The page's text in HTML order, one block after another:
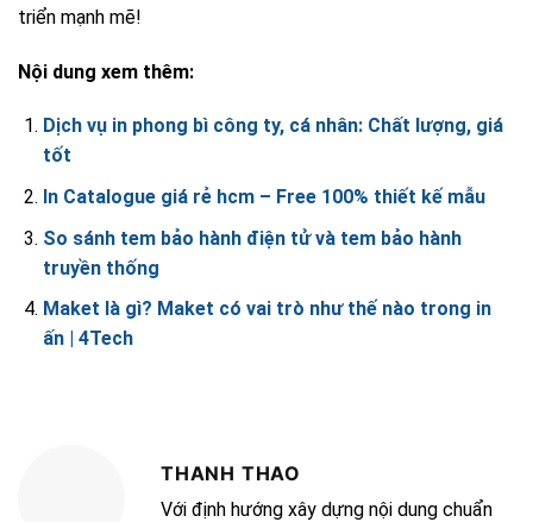
triển mạnh mẽ!
Nội dung xem thêm:
Dịch vụ in phong bì công ty, cá nhân: Chất lượng, giá
tốt
In Catalogue giá rẻ hcm – Free 100% thiết kế mẫu
So sánh tem bảo hành điện tử và tem bảo hành
truyền thống
Maket là gì? Maket có vai trò như thế nào trong in
ấn | 4Tech
THANH THAO
Với định hướng xây dựng nội dung chuẩn